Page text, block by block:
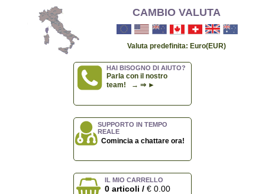
CAMBIO VALUTA
Valuta predefinita: Euro(EUR)
HAI BISOGNO DI AIUTO?
Parla con il nostro
team! → ⇒ ►
SUPPORTO IN TEMPO
REALE
Comincia a chattare ora!
IL MIO CARRELLO
0 articoli /€ 0.00